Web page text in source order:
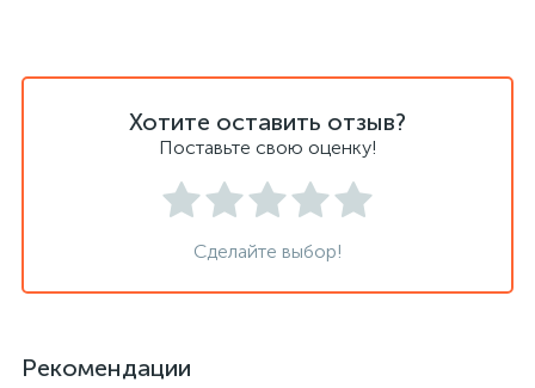
Хотите оставить отзыв?
Поставьте свою оценку!
Сделайте выбор!
Рекомендации